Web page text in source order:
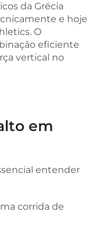
da Grécia
e hoje
O
eficiente
vertical no
em
entender
corrida de